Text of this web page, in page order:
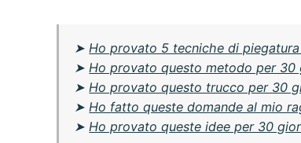
➤ Ho provato 5 tecniche di
➤ Ho provato questo metodo per 30
➤ Ho provato questo trucco per 30
➤ Ho fatto queste domande al mio
➤ Ho provato queste idee per 30